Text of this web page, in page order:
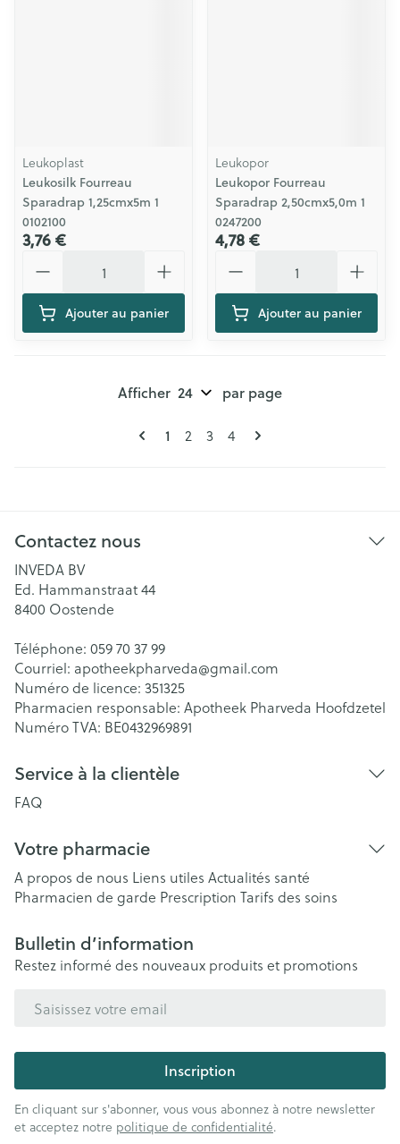
Leukoplast
Leukosilk Fourreau
Sparadrap 1,25cmx5m 1
0102100
3,76 €
Ajouter au panier
Leukopor
Leukopor Fourreau
Sparadrap 2,50cmx5,0m 1
0247200
4,78 €
Ajouter au panier
Pages
Vous lisez actuellement la page
1 Page
2 Page
3 Page
4
Afficher par page
Contactez nous
INVEDA BV
Ed. Hammanstraat 44
8400 Oostende
Téléphone: 059 70 37 99
Courriel: apotheekpharveda@gmail.com
Numéro de licence: 351325
Pharmacien responsable: Apotheek Pharveda Hoofdzetel
Numéro TVA: BE0432969891
Service à la clientèle
FAQ
Votre pharmacie
A propos de nous Liens utiles Actualités santé
Pharmacien de garde Prescription Tarifs des soins
Bulletin d’information
Restez informé des nouveaux produits et promotions
Inscription
En cliquant sur s'abonner, vous vous abonnez à notre newsletter
et acceptez notre politique de confidentialité.